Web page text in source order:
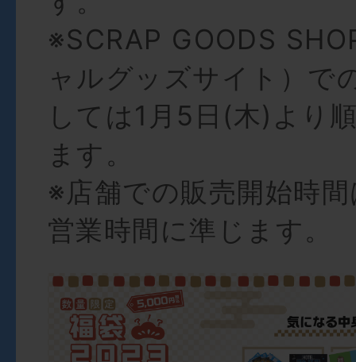
※SCRAP GOODS
ャルグッズサイト）で
しては1月5日(木)より
ます。
※店舗での販売開始時
営業時間に準じます。